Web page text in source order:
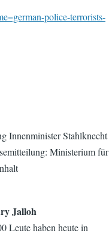
police-terrorists-
Innenminister Stahlknecht
Ministerium für
Jalloh
Leute haben heute in